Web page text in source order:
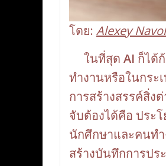
โดย: Alexey
ในที่สุด AI ก็ได้
ทำงานหรือในกระ
การสร้างสรรค์สิ่ง
จับต้องได้คือ ประ
นักศึกษาและคนทำ
สร้างบันทึกการปร